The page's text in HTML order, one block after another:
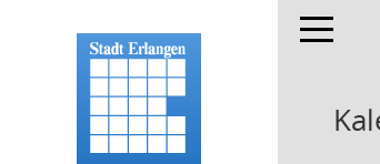
Toggle